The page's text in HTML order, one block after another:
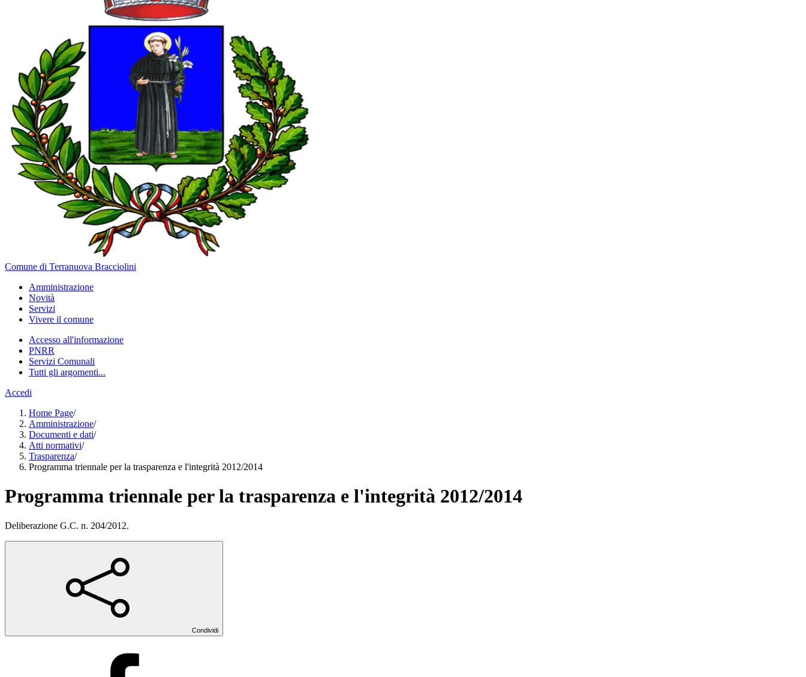
Comune di Terranuova Bracciolini
Amministrazione
Novità
Servizi
Vivere il comune
Accesso all'informazione
PNRR
Servizi Comunali
Tutti gli argomenti...
Accedi
Home Page/
Amministrazione/
Documenti e dati/
Atti normativi/
Trasparenza/
Programma triennale per la trasparenza e l'integrità 2012/2014
Programma triennale per la trasparenza e l'integrità 2012/2014
Deliberazione G.C. n. 204/2012.
Condividi